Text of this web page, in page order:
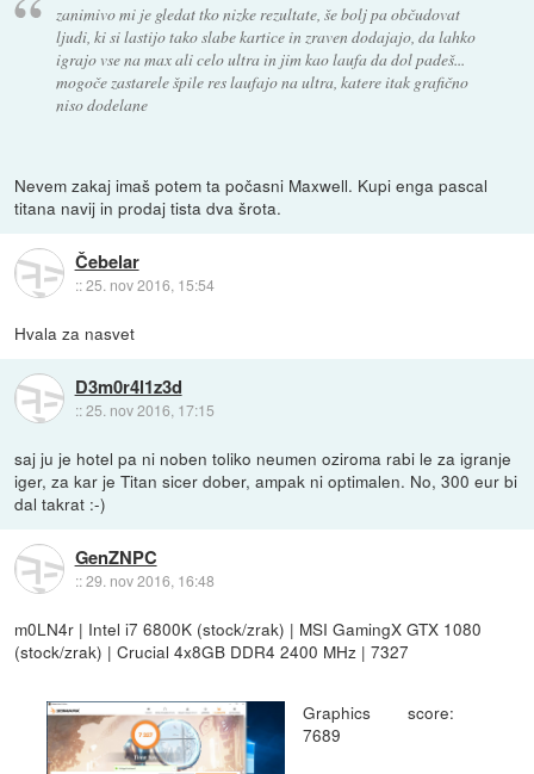
zanimivo mi je gledat tko nizke rezultate, še bolj pa občudovat
ljudi, ki si lastijo tako slabe kartice in zraven dodajajo, da lahko
igrajo vse na max ali celo ultra in jim kao laufa da dol padeš...
mogoče zastarele špile res laufajo na ultra, katere itak grafično
niso dodelane
Nevem zakaj imaš potem ta počasni Maxwell. Kupi enga pascal
titana navij in prodaj tista dva šrota.
Čebelar
::25. nov 2016, 15:54
Hvala za nasvet
D3m0r4l1z3d
::25. nov 2016, 17:15
saj ju je hotel pa ni noben toliko neumen oziroma rabi le za igranje
iger, za kar je Titan sicer dober, ampak ni optimalen. No, 300 eur bi
dal takrat :-)
GenZNPC
::29. nov 2016, 16:48
m0LN4r | Intel i7 6800K (stock/zrak) | MSI GamingX GTX 1080
(stock/zrak) | Crucial 4x8GB DDR4 2400 MHz | 7327
Graphics score:
7689